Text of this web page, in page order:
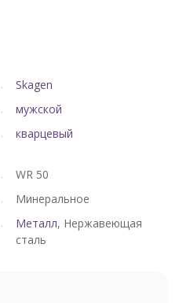
Skagen
мужской
кварцевый
WR 50
Минеральное
Металл, Нержавеющая
сталь